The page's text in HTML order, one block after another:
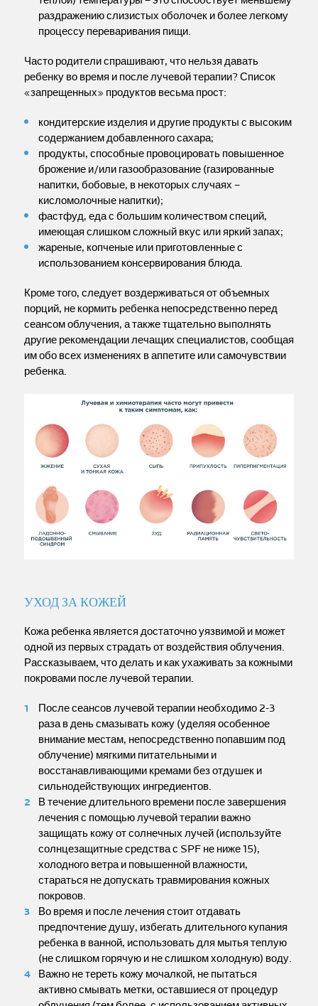
раздражению слизистых оболочек и более легкому
процессу переваривания пищи.
Часто родители спрашивают, что нельзя давать
ребенку во время и после лучевой терапии? Список
«запрещенных» продуктов весьма прост:
кондитерские изделия и другие продукты с высоким
содержанием добавленного сахара;
продукты, способные провоцировать повышенное
брожение и/или газообразование (газированные
напитки, бобовые, в некоторых случаях –
кисломолочные напитки);
фастфуд, еда с большим количеством специй,
имеющая слишком сложный вкус или яркий запах;
жареные, копченые или приготовленные с
использованием консервирования блюда.
Кроме того, следует воздерживаться от объемных
порций, не кормить ребенка непосредственно перед
сеансом облучения, а также тщательно выполнять
другие рекомендации лечащих специалистов, сообщая
им обо всех изменениях в аппетите или самочувствии
ребенка.
УХОД ЗА КОЖЕЙ
Кожа ребенка является достаточно уязвимой и может
одной из первых страдать от воздействия облучения.
Рассказываем, что делать и как ухаживать за кожными
покровами после лучевой терапии.
После сеансов лучевой терапии необходимо 2-3
раза в день смазывать кожу (уделяя особенное
внимание местам, непосредственно попавшим под
облучение) мягкими питательными и
восстанавливающими кремами без отдушек и
сильнодействующих ингредиентов.
В течение длительного времени после завершения
лечения с помощью лучевой терапии важно
защищать кожу от солнечных лучей (используйте
солнцезащитные средства с SPF не ниже 15),
холодного ветра и повышенной влажности,
стараться не допускать травмирования кожных
покровов.
Во время и после лечения стоит отдавать
предпочтение душу, избегать длительного купания
ребенка в ванной, использовать для мытья теплую
(не слишком горячую и не слишком холодную) воду.
Важно не тереть кожу мочалкой, не пытаться
активно смывать метки, оставшиеся от процедур